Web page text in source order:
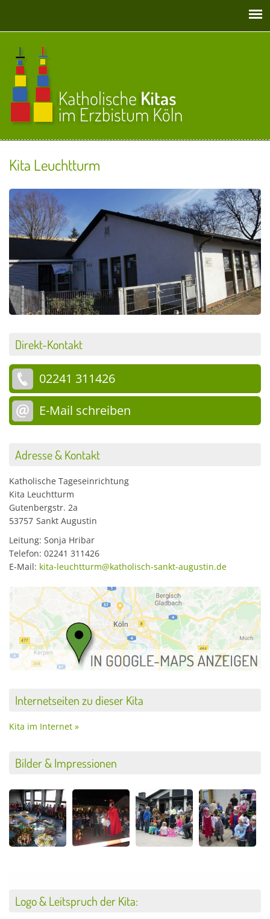
Kita Leuchtturm
Direkt-Kontakt
02241 311426
E-Mail schreiben
Adresse & Kontakt
Katholische Tageseinrichtung
Kita Leuchtturm
Gutenbergstr. 2a
53757 Sankt Augustin
Leitung: Sonja Hribar
Telefon: 02241 311426
E-Mail: kita-leuchtturm@katholisch-sankt-augustin.de
Internetseiten zu dieser Kita
Kita im Internet »
Bilder & Impressionen
Logo & Leitspruch der Kita: